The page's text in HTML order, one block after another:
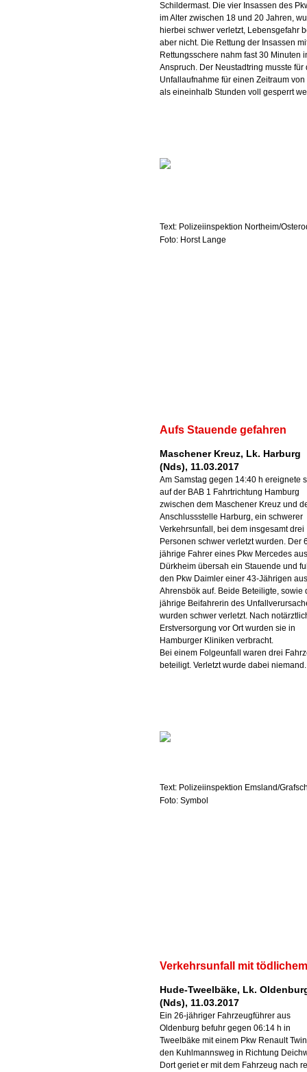
Schildermast. Die vier Insassen des
im Alter zwischen 18 und 20 Jahren,
hierbei schwer verletzt, Lebensgefahr
aber nicht. Die Rettung der Insassen
Rettungsschere nahm fast 30 Minuten
Anspruch. Der Neustadtring musste für
Unfallaufnahme für einen Zeitraum von
als eineinhalb Stunden voll gesperrt
Text: Polizeiinspektion Northeim/
Foto: Horst Lange
Aufs Stauende gefahren
Maschener Kreuz, Lk. Harburg
(Nds), 11.03.2017
Am Samstag gegen 14:40 h ereignete
auf der BAB 1 Fahrtrichtung Hamburg
zwischen dem Maschener Kreuz und
Anschlussstelle Harburg, ein schwerer
Verkehrsunfall, bei dem insgesamt drei
Personen schwer verletzt wurden. Der
jährige Fahrer eines Pkw Mercedes
Dürkheim übersah ein Stauende und
den Pkw Daimler einer 43-Jährigen aus
Ahrensbök auf. Beide Beteiligte, sowie
jährige Beifahrerin des
wurden schwer verletzt. Nach
Erstversorgung vor Ort wurden sie in
Hamburger Kliniken verbracht.
Bei einem Folgeunfall waren drei
beteiligt. Verletzt wurde dabei niemand.
Text: Polizeiinspektion Emsland/
Foto: Symbol
Verkehrsunfall mit
Hude-Tweelbäke, Lk.
(Nds), 11.03.2017
Ein 26-jähriger Fahrzeugführer aus
Oldenburg befuhr gegen 06:14 h in
Tweelbäke mit einem Pkw Renault
den Kuhlmannsweg in Richtung
Dort geriet er mit dem Fahrzeug nach